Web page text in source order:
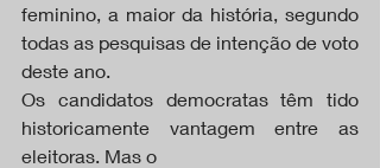
feminino, a maior da história, segundo
todas as pesquisas de intenção de voto
deste ano.
Os candidatos democratas têm tido
historicamente vantagem entre as
eleitoras. Mas o